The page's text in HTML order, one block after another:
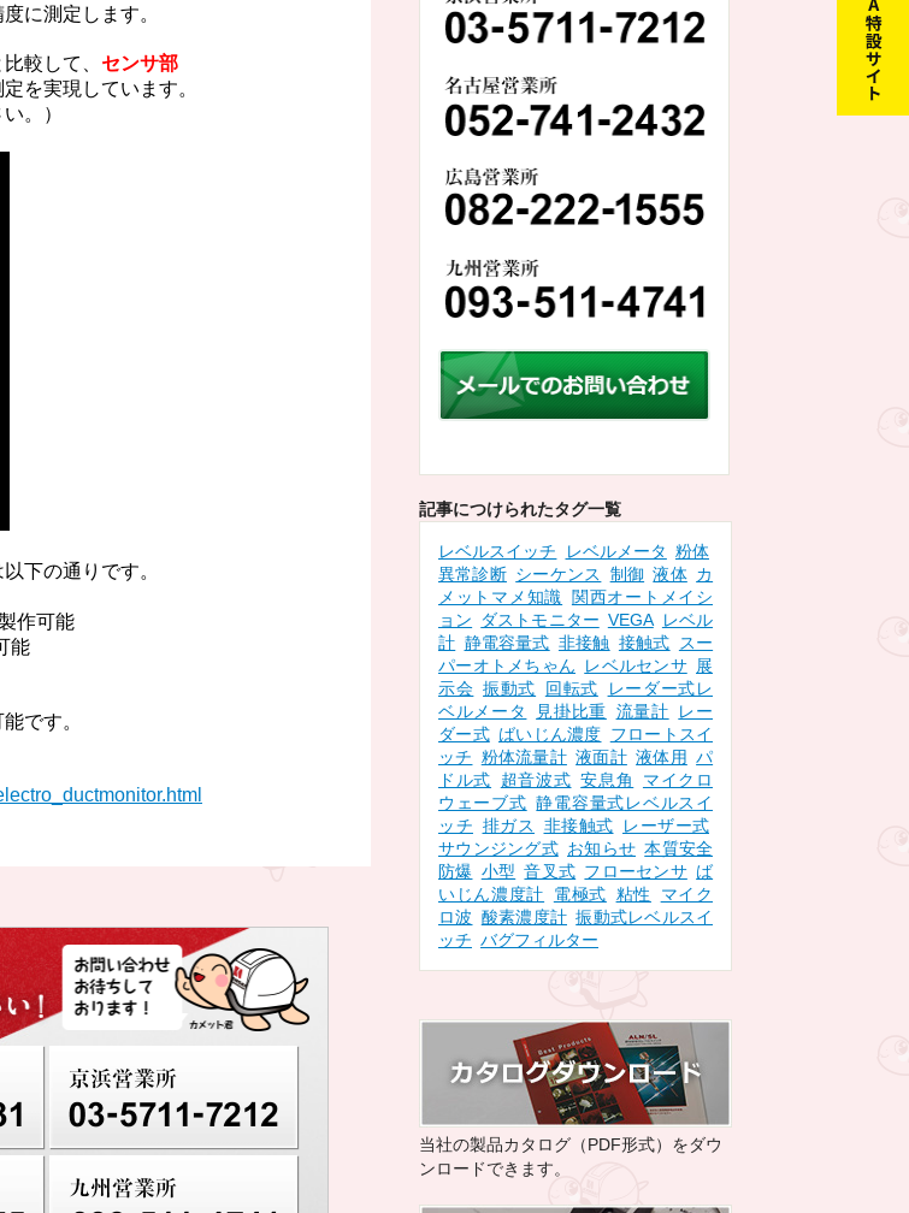
に測定します。
較して、 センサ部
を実現しています。
。）
下の通りです。
作可能
能
です。
記事につけられたタグ一覧
レベルスイッチ レベルメータ 粉体
異常診断 シーケンス 制御 液体 カ
メットマメ知識
関西オートメイシ
ョン
ダストモニター VEGA レベル
計 静電容量式 非接触 接触式
スー
パーオトメちゃん
レベルセンサ 展
示会 振動式 回転式
レーダー式レ
ベルメータ
見掛比重 流量計
レー
ダー式 ばいじん濃度 フロートスイ
ッチ 粉体流量計 液面計 液体用 パ
ドル式
超音波式 安息角
マイクロ
ウェーブ式 静電容量式レベルスイ
ッチ 排ガス 非接触式
レーザー式
サウンジング式 お知らせ 本質安全
防爆 小型 音叉式 フローセンサ ば
いじん濃度計
電極式 粘性
マイク
ロ波 酸素濃度計 振動式レベルスイ
ッチ バグフィルター
当社の製品カタログ（PDF形式）をダウ
ンロードできます。